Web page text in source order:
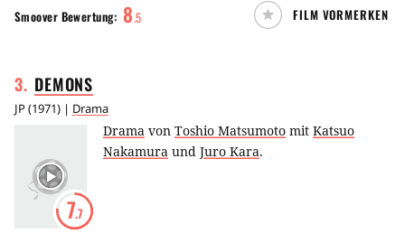
Smoover Bewertung: 8.5 FILM VORMERKEN
3. DEMONS
JP(1971) | Drama
7.7
Drama von Toshio Matsumoto mit Katsuo
Nakamura und Juro Kara.